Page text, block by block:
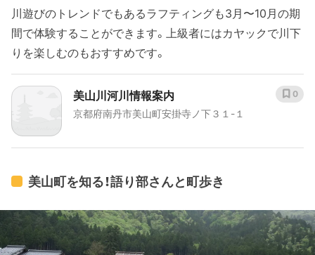
川遊びのトレンドでもあるラフティングも3月〜10月の期
間で体験することができます。上級者にはカヤックで川下
りを楽しむのもおすすめです。
美山川河川情報案内
京都府南丹市美山町安掛寺ノ下３１-１
0
美山町を知る！語り部さんと町歩き